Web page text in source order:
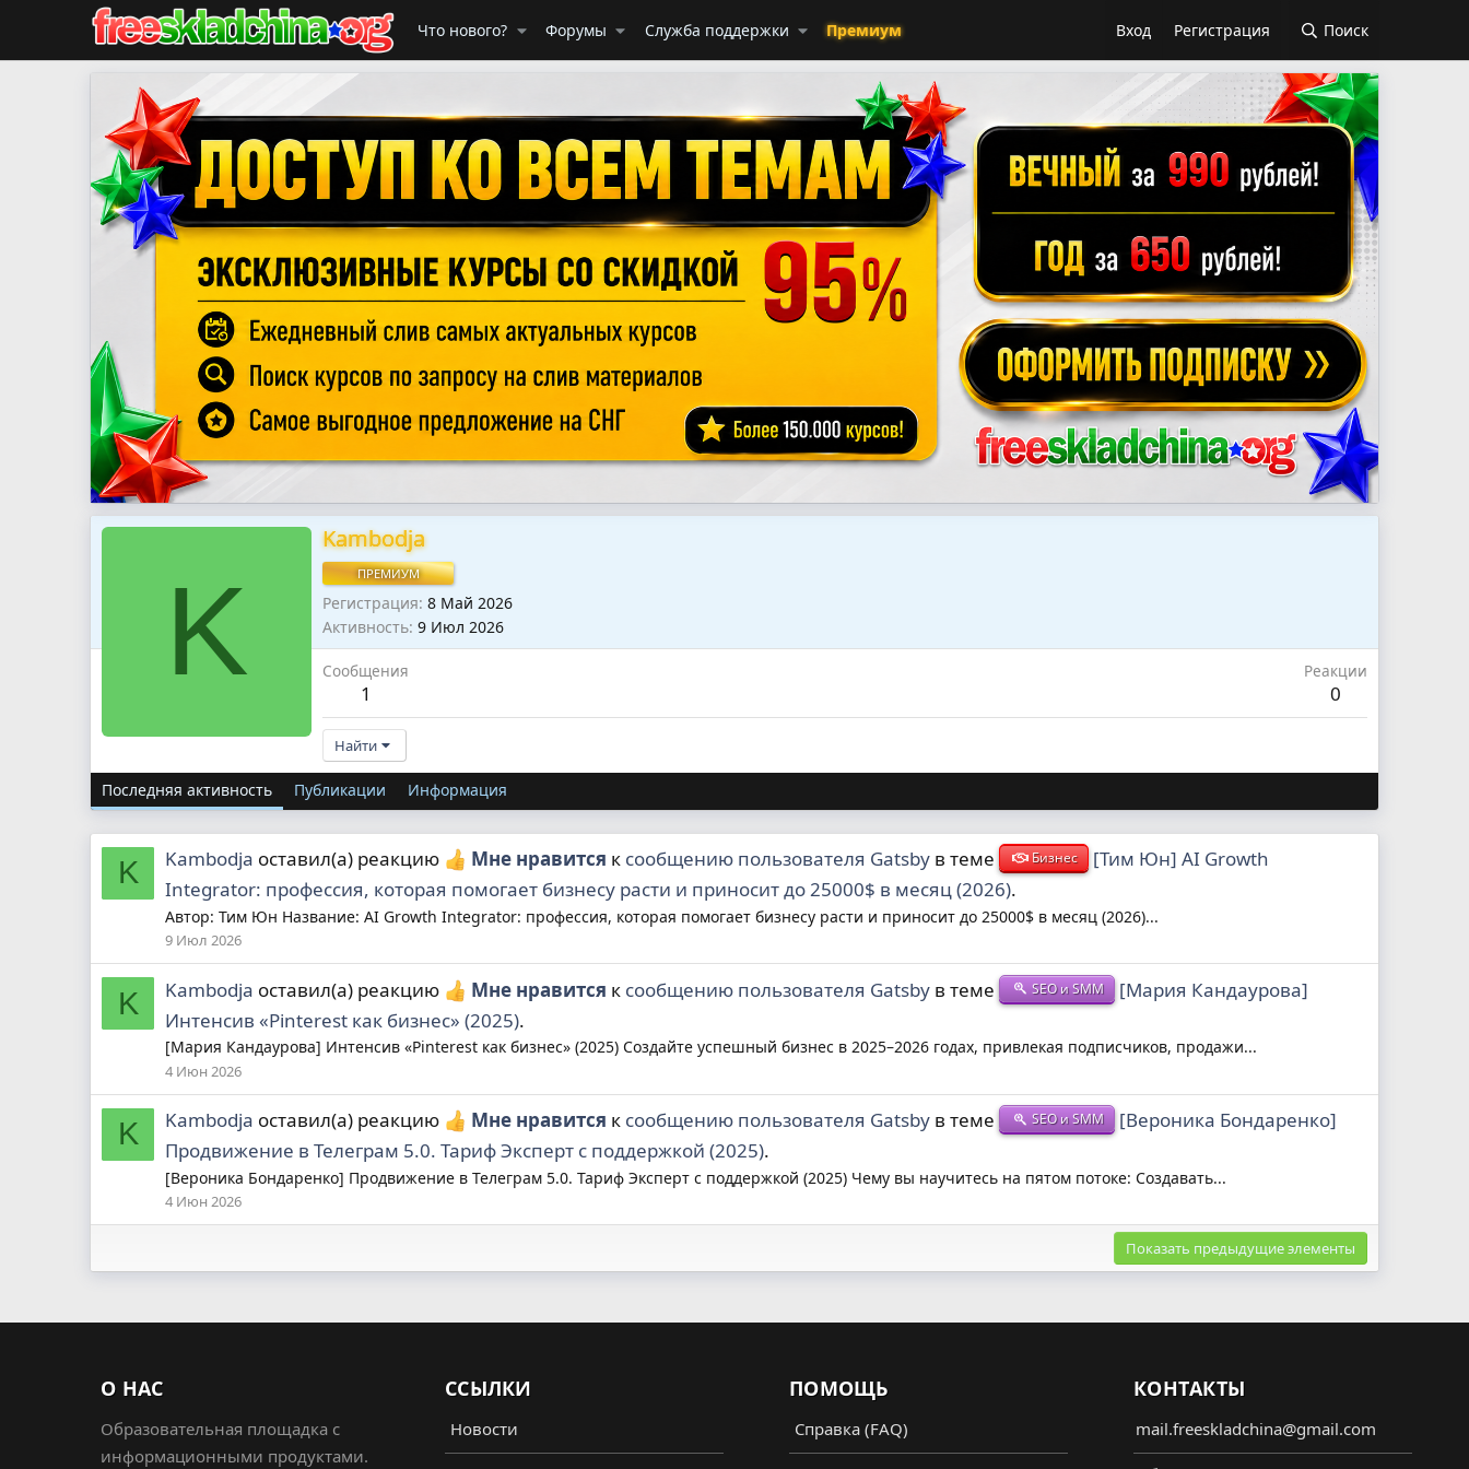
Что нового? Форумы Служба поддержки Премиум Вход Регистрация Поиск
K
Kambodja
ПРЕМИУМ
Регистрация 8 Май 2026
Активность 9 Июл 2026
Сообщения
1
Реакции
0
Найти
Последняя активность Публикации Информация
K Kambodja оставил(а) реакцию Мне нравится к сообщению пользователя Gatsby в теме Бизнес
[Тим Юн] AI Growth
Integrator: профессия, которая помогает бизнесу расти и приносит до 25000$ в месяц (2026).
Автор: Тим Юн Название: AI Growth Integrator: профессия, которая помогает бизнесу расти и приносит до 25000$ в месяц (2026)...
9 Июл 2026
K Kambodja оставил(а) реакцию Мне нравится к сообщению пользователя Gatsby в теме SEO и SMM
[Мария Кандаурова]
Интенсив «Pinterest как бизнес» (2025).
[Мария Кандаурова] Интенсив «Pinterest как бизнес» (2025) Создайте успешный бизнес в 2025–2026 годах, привлекая подписчиков, продажи...
4 Июн 2026
K Kambodja оставил(а) реакцию Мне нравится к сообщению пользователя Gatsby в теме SEO и SMM
[Вероника Бондаренко]
Продвижение в Телеграм 5.0. Тариф Эксперт с поддержкой (2025).
[Вероника Бондаренко] Продвижение в Телеграм 5.0. Тариф Эксперт с поддержкой (2025) Чему вы научитесь на пятом потоке: Создавать...
4 Июн 2026
Показать предыдущие элементы
О НАС
Образовательная площадка с
информационными продуктами.
ССЫЛКИ
Новости
ПОМОЩЬ
Справка (FAQ)
КОНТАКТЫ
mail.freeskladchina@gmail.com